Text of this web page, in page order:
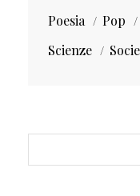
Poesia
Pop
Scienze